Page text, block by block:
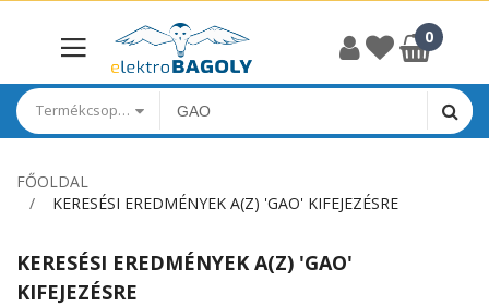
Termékcsoportok
FŐOLDAL
KERESÉSI EREDMÉNYEK A(Z) 'GAO' KIFEJEZÉSRE
KERESÉSI EREDMÉNYEK A(Z) 'GAO'
KIFEJEZÉSRE